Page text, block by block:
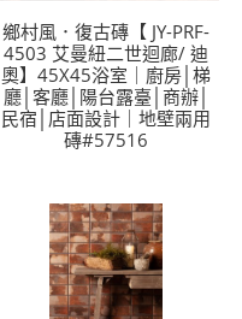
鄉村風．復古磚【 JY-PRF-
4503 艾曼紐二世迴廊/ 迪
奧】45X45浴室｜廚房│梯
廳│客廳│陽台露臺│商辦│
民宿│店面設計｜地壁兩用
磚#57516